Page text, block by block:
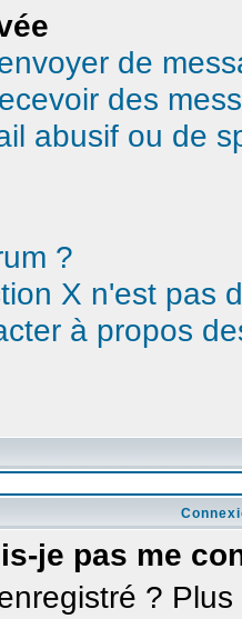
de
des
abusif ou de
?
X n'est pas
à propos
je pas me
?